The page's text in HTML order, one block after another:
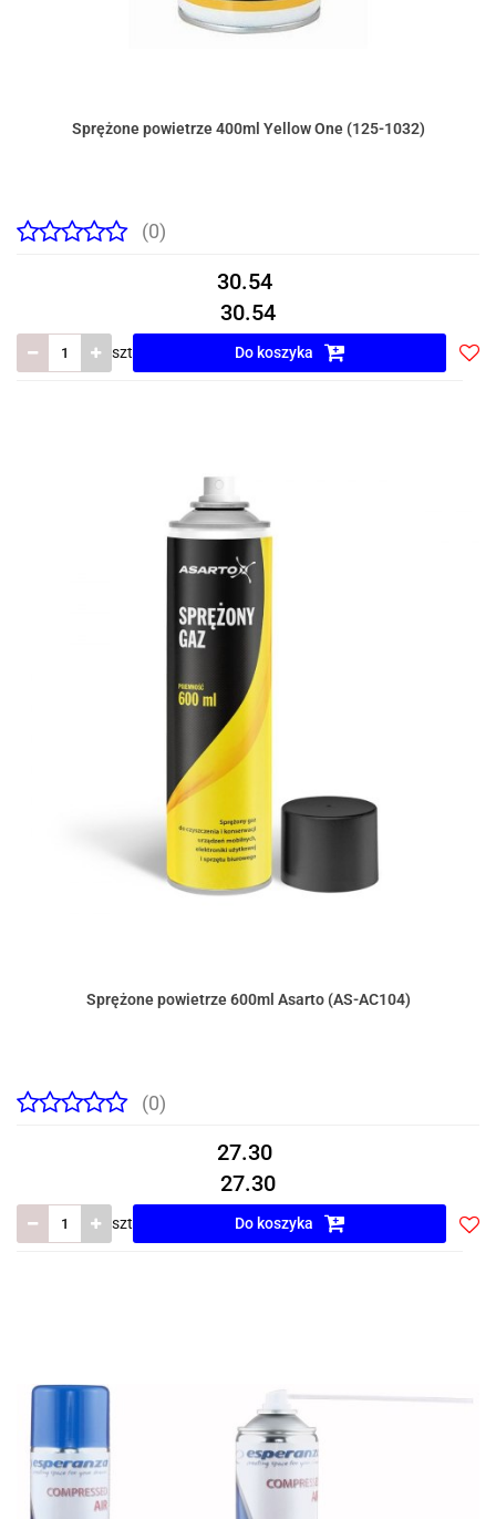
Sprężone powietrze 400ml Yellow One (125-1032)
(0)
30.54
30.54
szt Do koszyka
Sprężone powietrze 600ml Asarto (AS-AC104)
(0)
27.30
27.30
szt Do koszyka